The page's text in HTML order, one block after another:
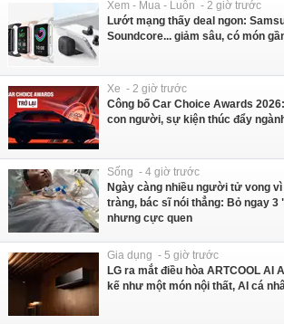
Xem - Mua - Luôn - 2 giờ trước
Lướt mạng thấy deal ngon:
Soundcore... giảm sâu, có món
Xe - 2 giờ trước
Công bố Car Choice Awards
con người, sự kiện thúc đẩy
Sống - 4 giờ trước
Ngày càng nhiều người tử vong
tràng, bác sĩ nói thẳng: Bỏ ngay
nhưng cực quen
Gia dụng - 5 giờ trước
LG ra mắt điều hòa ARTCOOL AI
kế như một món nội thất, AI cá